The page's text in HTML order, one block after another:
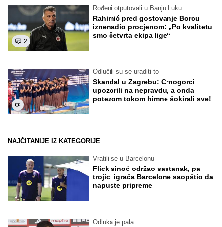
2
Rođeni otputovali u Banju Luku
Rahimić pred gostovanje Borcu
iznenadio procjenom: „Po kvalitetu
smo četvrta ekipa lige“
Odlučili su se uraditi to
Skandal u Zagrebu: Crnogorci
upozorili na nepravdu, a onda
potezom tokom himne šokirali sve!
NAJČITANIJE IZ KATEGORIJE
Vratili se u Barcelonu
Flick sinoć održao sastanak, pa
trojici igrača Barcelone saopštio da
napuste pripreme
Odluka je pala